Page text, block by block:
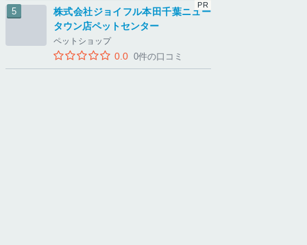
株式会社ジョイフル本田千葉ニュー
タウン店ペットセンター
ペットショップ
0.0 0件の口コミ